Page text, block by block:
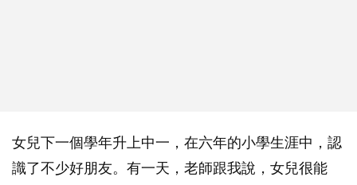
女兒下一個學年升上中一，在六年的小學生涯中，認
識了不少好朋友。有一天，老師跟我說，女兒很能